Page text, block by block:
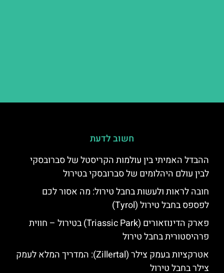
חשוב לדעת
ההבדל האמיתי בין עולמות הקריסטל של סברובסקי
לבין עולם היהלומים של סברובסקי בטירול
חובה לראות ולעשות בחבל טירול: מה אסור לכם
לפספס בחבל טירול (Tyrol)
פארק הדינוזאורים (Triassic Park) בטירול – חווית
פרהיסטורית בחבל טירול
אטרקציות בעמק צילר (Zillertal): המדריך המלא לעמק
צילר בחבל טירול